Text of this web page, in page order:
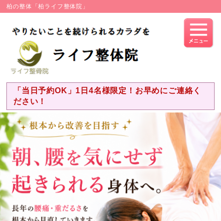
柏の整体「柏ライフ整体院」
「当日予約OK」1日4名様限定！お早めにご連絡く
ださい！